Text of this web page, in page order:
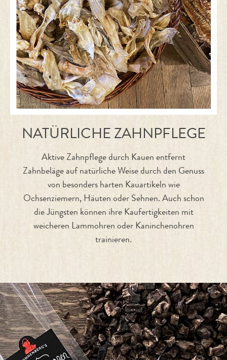
NATÜRLICHE ZAHNPFLEGE
Aktive Zahnpflege durch Kauen entfernt
Zahnbeläge auf natürliche Weise durch den Genuss
von besonders harten Kauartikeln wie
Ochsenziemern, Häuten oder Sehnen. Auch schon
die Jüngsten können ihre Kaufertigkeiten mit
weicheren Lammohren oder Kaninchenohren
trainieren.